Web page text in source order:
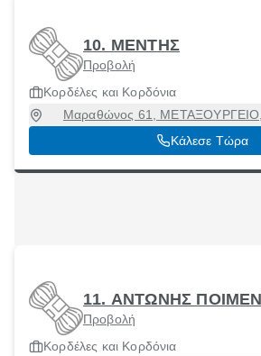
10. ΜΕΝΤΗΣ
Προβολή
Κορδέλες και Κορδόνια
Μαραθώνος 61, ΜΕΤΑΞΟΥΡΓΕΙΟ,
Αττική, 10435
Κάλεσε Τώρα
11. ΑΝΤΩΝΗΣ
Προβολή
Κορδέλες και Κορδόνια